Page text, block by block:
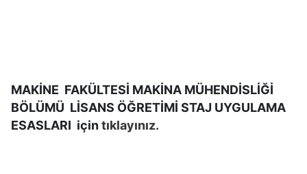
MAKİNE FAKÜLTESİ MAKİNA MÜHENDİSLİĞİ
BÖLÜMÜ LİSANS ÖĞRETİMİ STAJ UYGULAMA
ESASLARI içintıklayınız.